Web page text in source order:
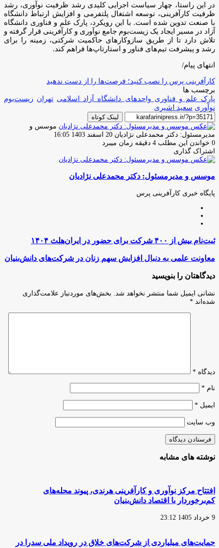
در این راستا، چهار سیاست اجرایی کلیدی رشد ظرفیت نوآوری، رشد
ظرفیت کارآفرینی، توسعه اشتغال پلتفرمی و افزایش ارتباط دانشگاه
با صنعت تدوین شده است. با این رویکرد، پارک علم و فناوری دانشگاه
آزاد در مسیر ایجاد یک زیست‌بوم جامع نوآوری و کارآفرینی قرار گرفته و
تلاش دارد تا از طریق سازوکار‌های حاکمیت شرکتی، زمینه را برای
رشد و پیشرفت تیم‌های فناور و استارتاپ‌ها فراهم کند.
انتهای پیام/
کارآفرینی پرس را نصب کنید؛ فرصت‌ها را از دست ندهید
برچسب ها
پارک علم و فناوری واحد‌های دانشگاه آزاد اسلامی تهران زیست‌بوم
نوآوری سعید اشیری
لینک کوتاه
موسس و
مدیرمسئول: دکتر محمدعلی نژادیان ارسال
ایمیل
20 اسفند 1403 16:05
0 خواندن این مطلب 4 دقیقه زمان میبرد
اشتراک گذاری
فیس
توئیتر
لینکدین
واتس
تلگرام
اشتراک
از
ایمیل
چاپ
موسس و مدیرمسئول: دکتر محمدعلی نژادیان
پایگاه خبری کارآفرینی پرس
ثبت‌نام
۴۰۰
شرکت
برای
حضور
در
ایران‌هلث
ثبت‌نام بیش از ۴۰۰ شرکت برای حضور در ایران‌هلث ۱۴۰۴
معاونت
به
افزایش
سهم
معاونت علمی به دنبال افزایش سهم زنان در شرکت‌های دانش‌بنیان
دیدگاهتان را بنویسید
نشانی ایمیل شما منتشر نخواهد شد.
بخش‌های موردنیاز علامت‌گذاری
شده‌اند *
دیدگاه *
نام *
ایمیل *
وب‌ سایت
نوشته های مشابه
افتتاح مرکز نوآوری و کارآفرینی هرندی، پیوند محله‌های
کم‌برخوردار با اقتصاد دانش‌بنیان
9 خرداد 1405 23:12
حمایت‌های میلیاردی از شرکت‌های خلاق در رویداد ملی سدرا در